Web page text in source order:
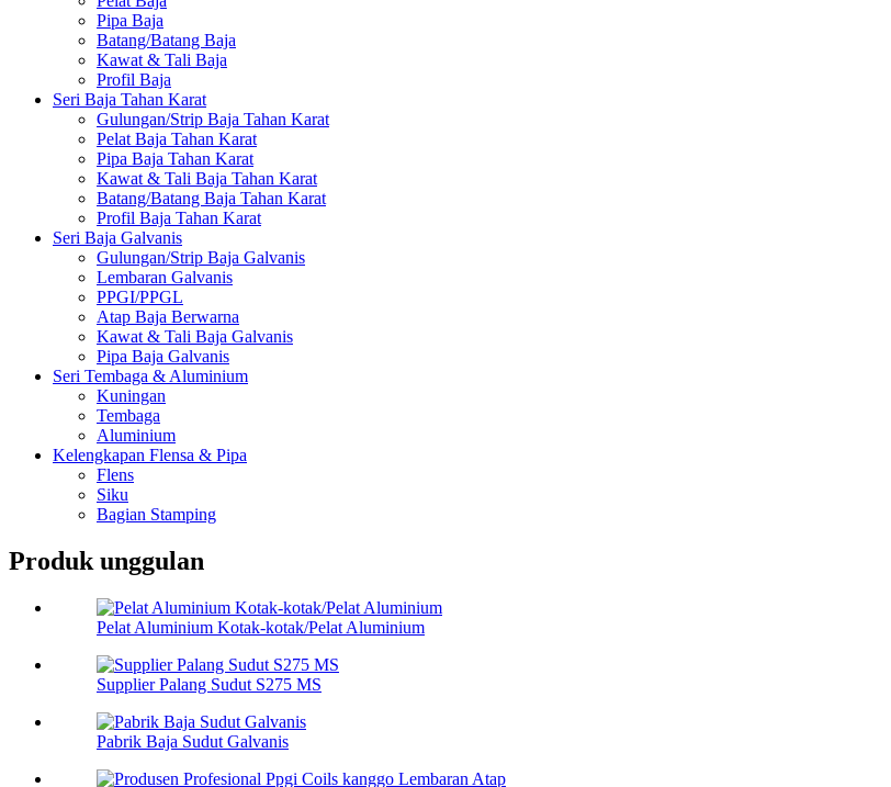
Pipa Baja
Batang/Batang Baja
Kawat & Tali Baja
Profil Baja
Seri Baja Tahan Karat
Gulungan/Strip Baja Tahan Karat
Pelat Baja Tahan Karat
Pipa Baja Tahan Karat
Kawat & Tali Baja Tahan Karat
Batang/Batang Baja Tahan Karat
Profil Baja Tahan Karat
Seri Baja Galvanis
Gulungan/Strip Baja Galvanis
Lembaran Galvanis
PPGI/PPGL
Atap Baja Berwarna
Kawat & Tali Baja Galvanis
Pipa Baja Galvanis
Seri Tembaga & Aluminium
Kuningan
Tembaga
Aluminium
Kelengkapan Flensa & Pipa
Flens
Siku
Bagian Stamping
Produk unggulan
Pelat Aluminium Kotak-kotak/Pelat Aluminium
Supplier Palang Sudut S275 MS
Pabrik Baja Sudut Galvanis